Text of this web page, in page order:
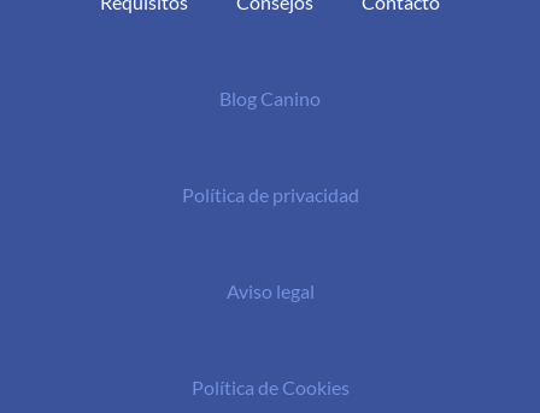
Blog Canino
Política de privacidad
Aviso legal
Política de Cookies